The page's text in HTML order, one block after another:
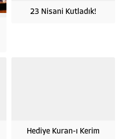
23 Nisani Kutladık!
Hediye Kuran-ı Kerim